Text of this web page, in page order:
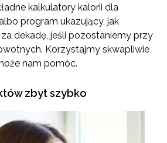
kalkulatory kalorii dla
program ukazujący, jak
dekadę, jeśli pozostaniemy przy
Korzystajmy skwapliwie
nam pomóc.
zbyt szybko